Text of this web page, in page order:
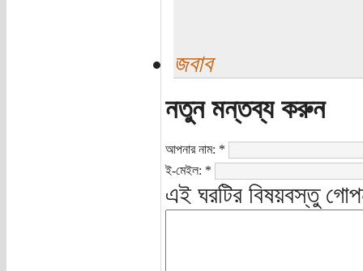
জবাব
নতুন মন্তব্য করুন
আপনার নাম: *
ই-মেইল: *
এই ঘরটির বিষয়বস্তু